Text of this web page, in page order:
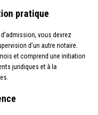
pratique
vous devrez
d’un autre notaire.
et comprend une initiation
juridiques et à la